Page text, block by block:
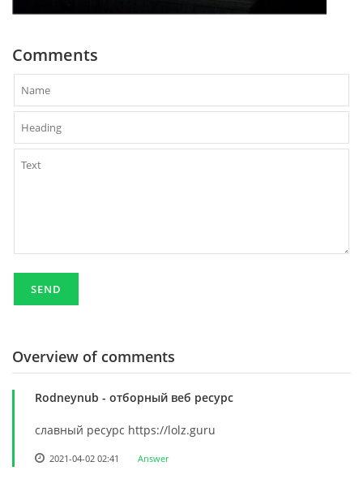
Comments
Overview of comments
Rodneynub - отборный веб ресурс
славный ресурс https://lolz.guru
2021-04-02 02:41 Answer